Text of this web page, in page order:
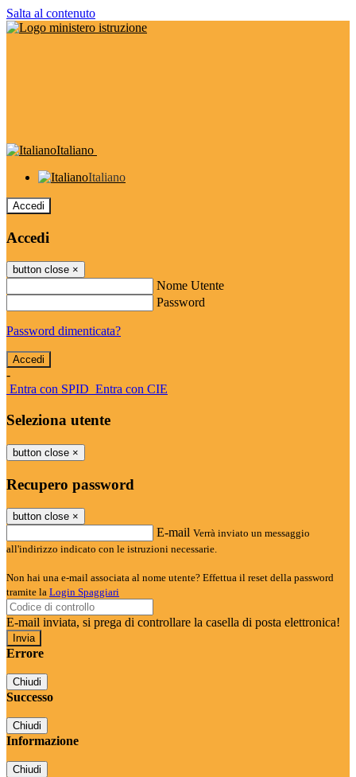
Salta al contenuto
Italiano
Italiano
Accedi
Accedi
button close ×
Nome Utente
Password
Password dimenticata?
-
Entra con SPID Entra con CIE
Seleziona utente
button close ×
Recupero password
button close ×
E-mail Verrà inviato un messaggio
all'indirizzo indicato con le istruzioni necessarie.
Non hai una e-mail associata al nome utente? Effettua il reset della password
tramite la Login Spaggiari
E-mail inviata, si prega di controllare la casella di posta elettronica!
Errore
Chiudi
Successo
Chiudi
Informazione
Chiudi